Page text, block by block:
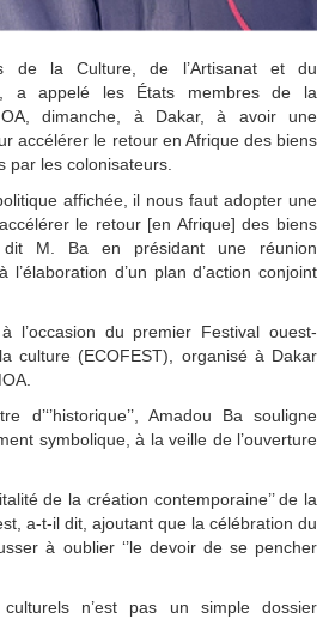
de la Culture, de l’Artisanat et du
a appelé les États membres de la
dimanche, à Dakar, à avoir une
accélérer le retour en Afrique des biens
par les colonisateurs.
affichée, il nous faut adopter une
le retour [en Afrique] des biens
dit M. Ba en présidant une réunion
l’élaboration d’un plan d’action conjoint
l’occasion du premier Festival ouest-
culture (ECOFEST), organisé à Dakar
d’‘’historique’’, Amadou Ba souligne
symbolique, à la veille de l’ouverture
de la création contemporaine’’ de la
a-t-il dit, ajoutant que la célébration du
à oublier ‘’le devoir de se pencher
n’est pas un simple dossier